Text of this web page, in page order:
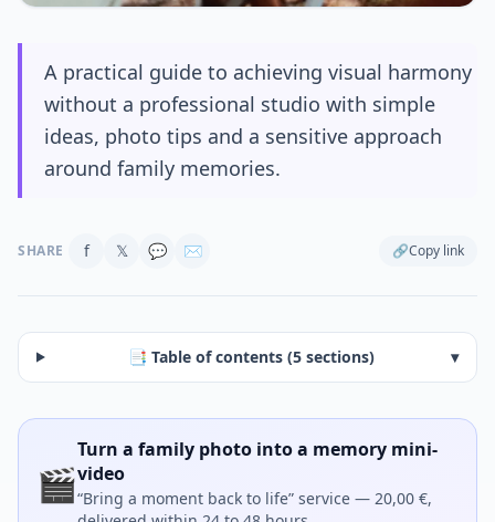
A practical guide to achieving visual harmony
without a professional studio with simple
ideas, photo tips and a sensitive approach
around family memories.
SHARE f 𝕏 💬 ✉ 🔗Copy link
📑 Table of contents (5 sections) ▾
🎬
Turn a family photo into a memory mini-
video
“Bring a moment back to life” service — 20,00 €,